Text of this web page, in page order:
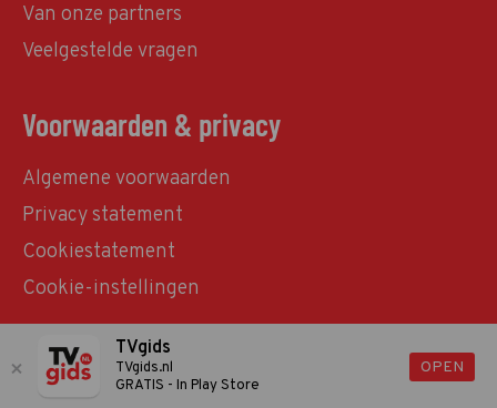
Van onze partners
Veelgestelde vragen
Voorwaarden & privacy
Algemene voorwaarden
Privacy statement
Cookiestatement
Cookie-instellingen
© TVgids.nl 2026 - All rights reserved. No text and
datamining.
TVgids
TVgids.nl
GRATIS - In Play Store
OPEN